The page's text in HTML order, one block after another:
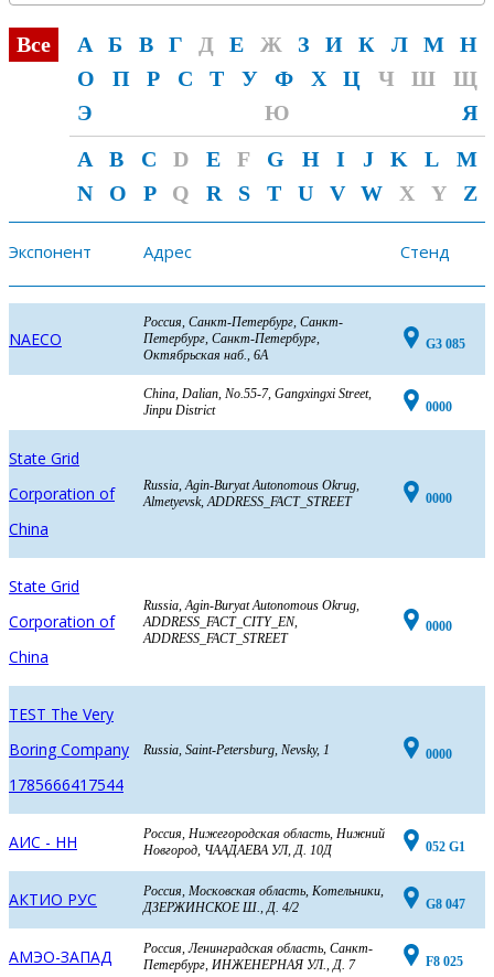
Все А Б В Г Д Е Ж З И К Л М
Н
О
П Р С Т У Ф Х Ц Ч Ш
Щ
Э
Ю
Я
A
B C D E F G H I J K L
M
N
O P Q R S T U V W X Y Z
Экспонент Адрес Стенд
NAECO
Россия, Санкт-Петербург, Санкт-
Петербург, Санкт-Петербург,
Октябрьская наб., 6А
G3 085
China, Dalian, No.55-7, Gangxingxi Street,
Jinpu District
0000
State Grid
Corporation of
China
Russia, Agin-Buryat Autonomous Okrug,
Almetyevsk, ADDRESS_FACT_STREET
0000
State Grid
Corporation of
China
Russia, Agin-Buryat Autonomous Okrug,
ADDRESS_FACT_CITY_EN,
ADDRESS_FACT_STREET
0000
TEST The Very
Boring Company
1785666417544
Russia, Saint-Petersburg, Nevsky, 1 0000
АИС - НН
Россия, Нижегородская область, Нижний
Новгород, ЧААДАЕВА УЛ, Д. 10Д
052 G1
АКТИО РУС
Россия, Московская область, Котельники,
ДЗЕРЖИНСКОЕ Ш., Д. 4/2
G8 047
АМЭО-ЗАПАД
Россия, Ленинградская область, Санкт-
Петербург, ИНЖЕНЕРНАЯ УЛ., Д. 7
F8 025